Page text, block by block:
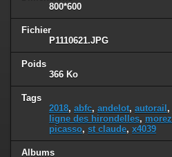
800*600
Fichier
P1110621.JPG
Poids
366 Ko
Tags
2018, abfc, andelot, autorail ,
ligne des hirondelles, morez
picasso, st claude, x4039
Albums